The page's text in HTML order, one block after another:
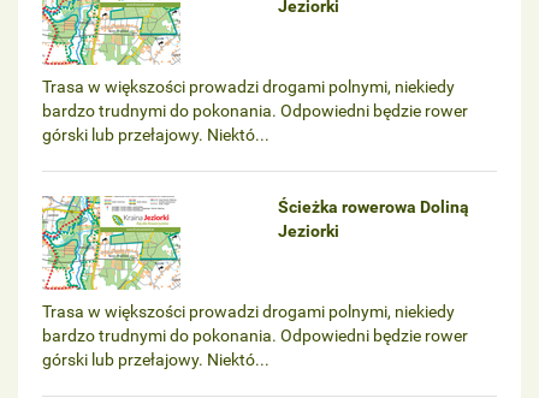
Jeziorki
Trasa w większości prowadzi drogami polnymi, niekiedy
bardzo trudnymi do pokonania. Odpowiedni będzie rower
górski lub przełajowy. Niektó...
Ścieżka rowerowa Doliną
Jeziorki
Trasa w większości prowadzi drogami polnymi, niekiedy
bardzo trudnymi do pokonania. Odpowiedni będzie rower
górski lub przełajowy. Niektó...